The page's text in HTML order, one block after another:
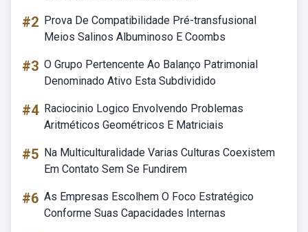
#2 Prova De Compatibilidade Pré-transfusional
Meios Salinos Albuminoso E Coombs
#3 O Grupo Pertencente Ao Balanço Patrimonial
Denominado Ativo Esta Subdividido
#4 Raciocinio Logico Envolvendo Problemas
Aritméticos Geométricos E Matriciais
#5 Na Multiculturalidade Varias Culturas Coexistem
Em Contato Sem Se Fundirem
#6 As Empresas Escolhem O Foco Estratégico
Conforme Suas Capacidades Internas